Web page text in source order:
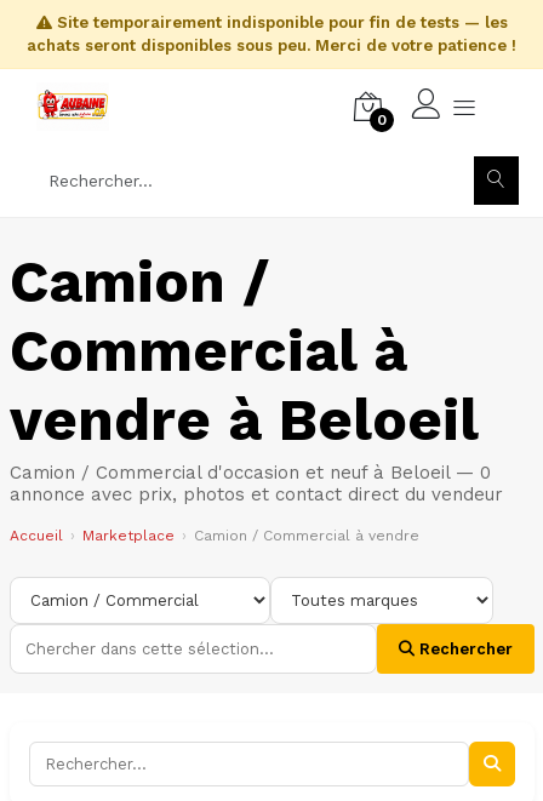
Site temporairement indisponible pour fin de tests — les
achats seront disponibles sous peu. Merci de votre patience !
0
Camion /
Commercial à
vendre à Beloeil
Camion / Commercial d'occasion et neuf à Beloeil — 0
annonce avec prix, photos et contact direct du vendeur
Accueil Marketplace Camion / Commercial à vendre
Rechercher